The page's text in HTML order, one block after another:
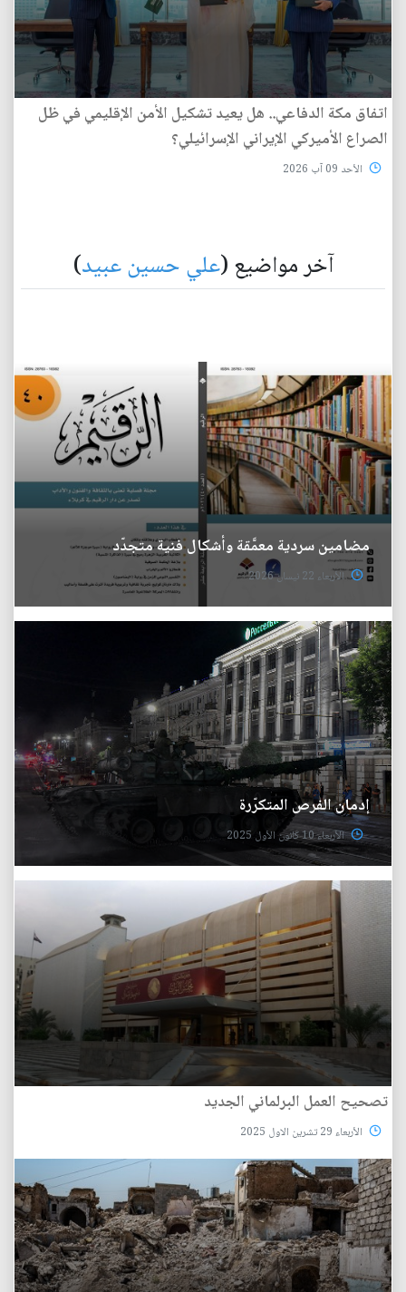
اتفاق مكة الدفاعي.. هل يعيد تشكيل الأمن الإقليمي في ظل
الصراع الأميركي الإيراني الإسرائيلي؟
الأحد 09 آب 2026
آخر مواضيع (علي حسين عبيد)
مضامين سردية معمَّقة وأشكال فنية متجدّد
الأربعاء 22 نيسان 2026
إدمان الفرص المتكرّرة
الأربعاء 10 كانون الأول 2025
تصحيح العمل البرلماني الجديد
الأربعاء 29 تشرين الاول 2025